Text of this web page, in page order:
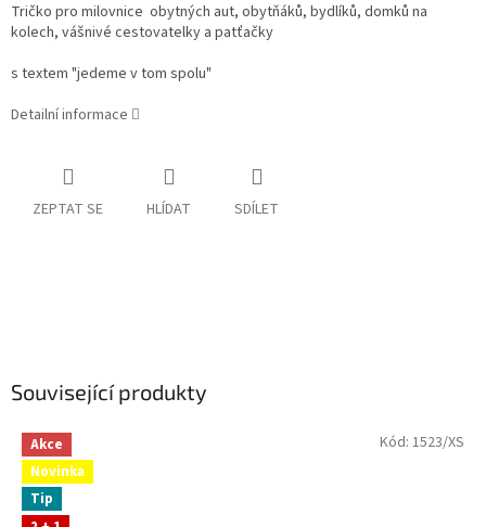
Tričko pro milovnice obytných aut, obytňáků, bydlíků, domků na
kolech, vášnivé cestovatelky a patťačky
s textem "jedeme v tom spolu"
Detailní informace
ZEPTAT SE HLÍDAT SDÍLET
Související produkty
Akce
Novinka
Tip
Kód: 1523/XS